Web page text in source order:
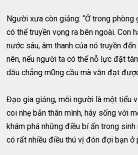
Người xưa còn giảng: “Ở trong phòng
có thể truyền vọng ra bên ngoài. Con
nước sâu, âm thanh của nó truyền
nên, nếu người ta có thể nỗ lực đặt
dẫu chẳng m0ng cầu mà vẫn đạt
Đạo gia giảng, mỗi người là một tiểu
coi nhẹ bản thân mình, hãy sống với
khám phá những điều bí ẩn trong sinh
có rất nhiều điều thú vị đón đợi bạn ở